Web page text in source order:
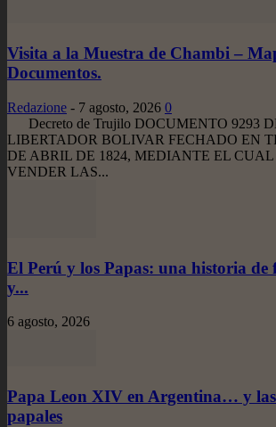
Visita a la Muestra de Chambi –
Documentos.
Redazione - 7 agosto, 2026 0
Decreto de Trujilo DOCUMENTO 9293
LIBERTADOR BOLIVAR FECHADO EN
DE ABRIL DE 1824, MEDIANTE EL CUAL
VENDER LAS...
El Perú y los Papas: una historia de
y...
6 agosto, 2026
Papa Leon XIV en Argentina… y
papales